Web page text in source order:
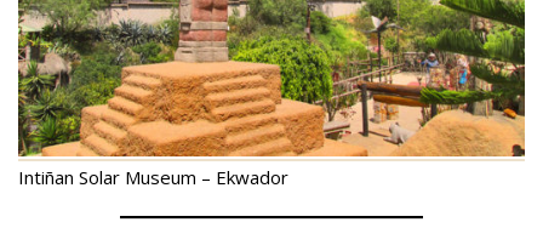
Intiñan Solar Museum – Ekwador